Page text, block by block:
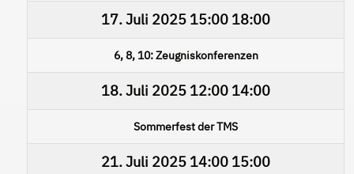
17. Juli 2025 15:00 18:00
6, 8, 10: Zeugniskonferenzen
18. Juli 2025 12:00 14:00
Sommerfest der TMS
21. Juli 2025 14:00 15:00